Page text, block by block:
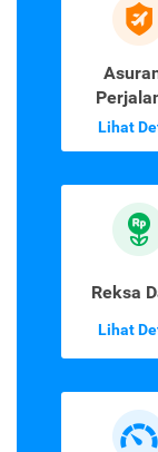
Lihat
Reksa
Lihat